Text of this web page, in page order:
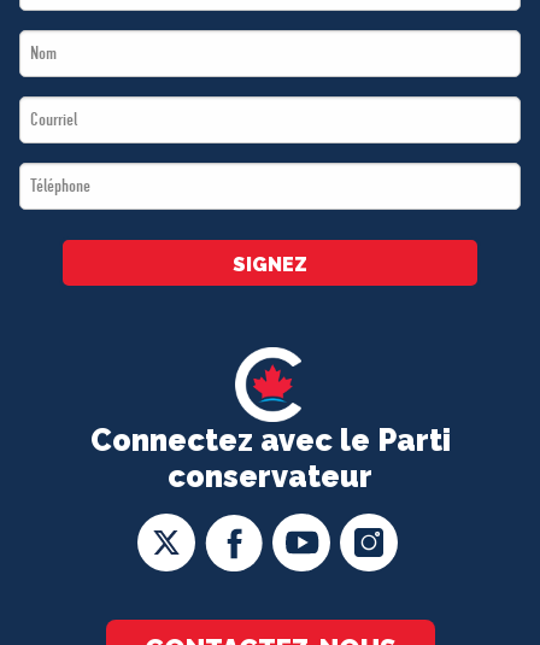
Connectez avec le Parti
conservateur
Name
Last
Name
Email
*
Téléphone
*
SIGNEZ